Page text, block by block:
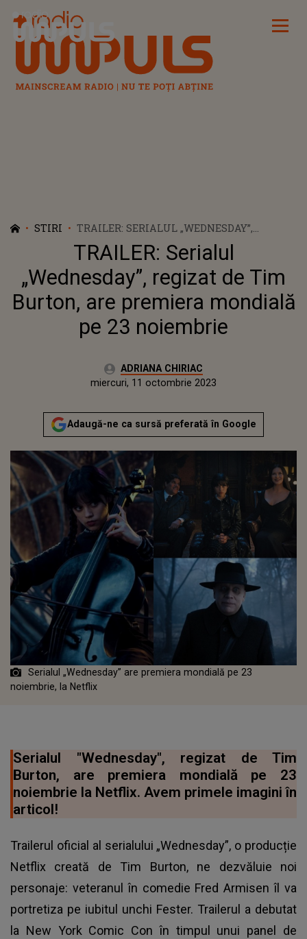
Radio Impuls
STIRI
TRAILER: SERIALUL „WEDNESDAY”,
REGIZAT DE TIM BURTON, ARE PREMIERA
MONDIALĂ PE 23 NOIEMBRIE
TRAILER: Serialul
„Wednesday”, regizat de Tim
Burton, are premiera mondială
pe 23 noiembrie
Autor:ADRIANA CHIRIAC
marți, 11 octombrie 2022
Actualizat:
miercuri, 11 octombrie 2023
Adaugă-ne ca sursă preferată în Google
Serialul „Wednesday” are premiera mondială pe 23
noiembrie, la Netflix
Serialul "Wednesday", regizat de Tim
Burton, are premiera mondială pe 23
noiembrie la Netflix. Avem primele imagini în
articol!
Trailerul oficial al serialului „Wednesday”, o producție
Netflix creată de Tim Burton, ne dezvăluie noi
personaje: veteranul în comedie Fred Armisen îl va
portretiza pe iubitul unchi Fester. Trailerul a debutat
la New York Comic Con în timpul unui panel de